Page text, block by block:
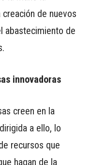
de nuevos
abastecimiento de
innovadoras
creen en la
a ello, lo
recursos que
hagan de la